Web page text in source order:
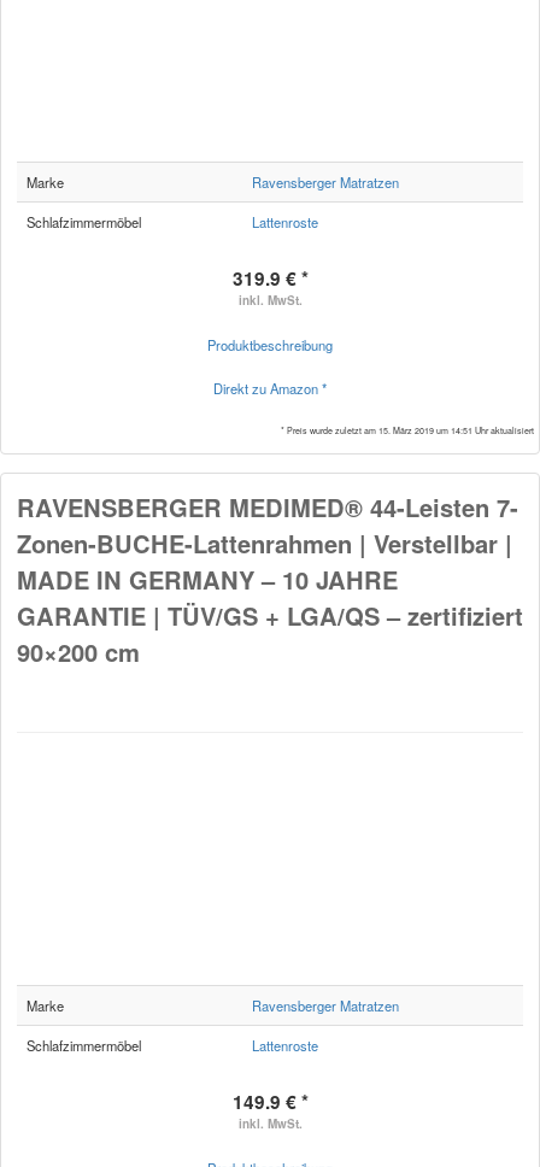
Marke Ravensberger Matratzen
Schlafzimmermöbel Lattenroste
319.9 € *
inkl. MwSt.
Produktbeschreibung
Direkt zu Amazon *
* Preis wurde zuletzt am 15. März 2019 um 14:51 Uhr aktualisiert
RAVENSBERGER MEDIMED® 44-Leisten 7-
Zonen-BUCHE-Lattenrahmen | Verstellbar |
MADE IN GERMANY – 10 JAHRE
GARANTIE | TÜV/GS + LGA/QS – zertifiziert
90×200 cm
Marke Ravensberger Matratzen
Schlafzimmermöbel Lattenroste
149.9 € *
inkl. MwSt.